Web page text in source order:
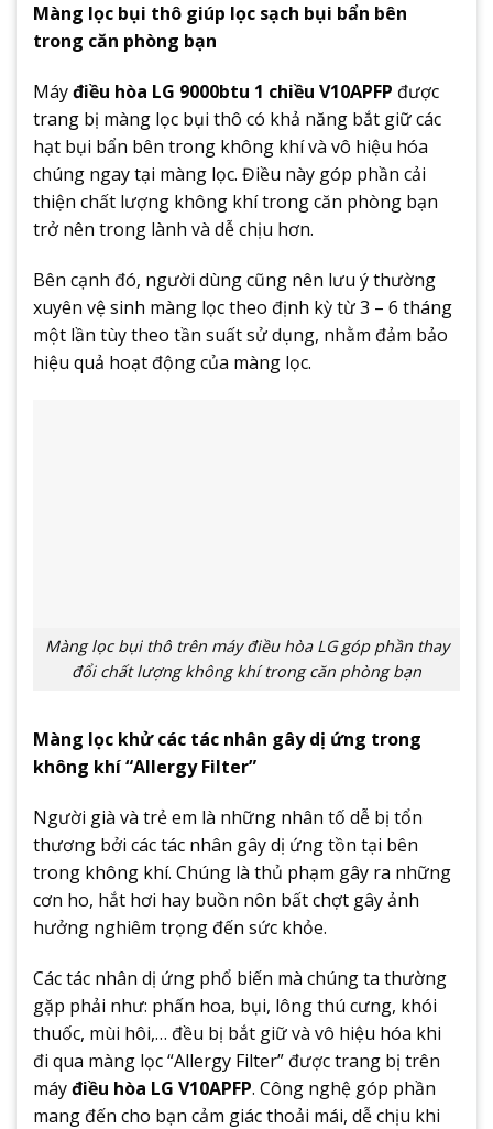
Màng lọc bụi thô giúp lọc sạch bụi bẩn bên
trong căn phòng bạn
Máyđiều hòa LG 9000btu 1 chiều V10APFP được
trang bị màng lọc bụi thô có khả năng bắt giữ các
hạt bụi bẩn bên trong không khí và vô hiệu hóa
chúng ngay tại màng lọc. Điều này góp phần cải
thiện chất lượng không khí trong căn phòng bạn
trở nên trong lành và dễ chịu hơn.
Bên cạnh đó, người dùng cũng nên lưu ý thường
xuyên vệ sinh màng lọc theo định kỳ từ 3 – 6 tháng
một lần tùy theo tần suất sử dụng, nhằm đảm bảo
hiệu quả hoạt động của màng lọc.
Màng lọc bụi thô trên máy điều hòa LG góp phần thay
đổi chất lượng không khí trong căn phòng bạn
Màng lọc khử các tác nhân gây dị ứng trong
không khí “Allergy Filter”
Người già và trẻ em là những nhân tố dễ bị tổn
thương bởi các tác nhân gây dị ứng tồn tại bên
trong không khí. Chúng là thủ phạm gây ra những
cơn ho, hắt hơi hay buồn nôn bất chợt gây ảnh
hưởng nghiêm trọng đến sức khỏe.
Các tác nhân dị ứng phổ biến mà chúng ta thường
gặp phải như: phấn hoa, bụi, lông thú cưng, khói
thuốc, mùi hôi,… đều bị bắt giữ và vô hiệu hóa khi
đi qua màng lọc “Allergy Filter” được trang bị trên
máyđiều hòa LG V10APFP. Công nghệ góp phần
mang đến cho bạn cảm giác thoải mái, dễ chịu khi